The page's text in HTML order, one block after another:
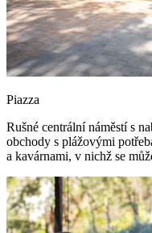
Piazza
Rušné centrální náměstí s
obchody s plážovými
a kavárnami, v nichž se